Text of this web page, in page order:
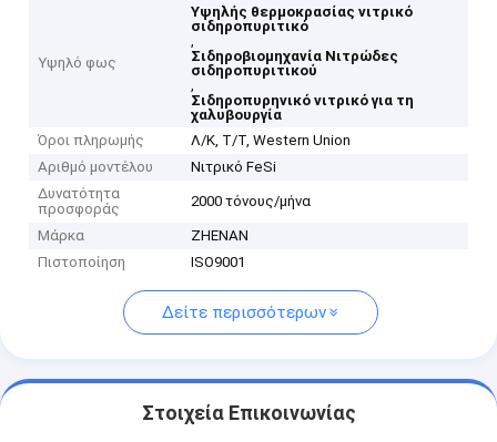
Υψηλό φως
Υψηλής θερμοκρασίας νιτρικό
σιδηροπυριτικό
,
Σιδηροβιομηχανία Νιτρώδες
σιδηροπυριτικού
,
Σιδηροπυρηνικό νιτρικό για τη
χαλυβουργία
Όροι πληρωμής
Λ/Κ, Τ/Τ, Western Union
Αριθμό μοντέλου
Νιτρικό FeSi
Δυνατότητα
προσφοράς
2000 τόνους/μήνα
Μάρκα
ZHENAN
Πιστοποίηση
ISO9001
Δείτε περισσότερων
Στοιχεία Επικοινωνίας